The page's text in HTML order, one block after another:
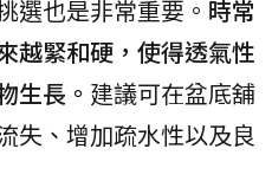
選也是非常重要。 時常
越緊和硬，使得透氣性
生長。 建議可在盆底舖
失、增加疏水性以及良